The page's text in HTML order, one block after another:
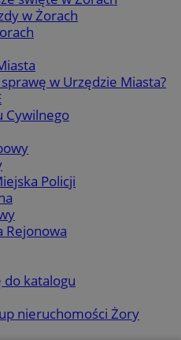
w Żorach
sprawę w Urzędzie Miasta?
Cywilnego
Policji
Rejonowa
katalogu
nieruchomości Żory